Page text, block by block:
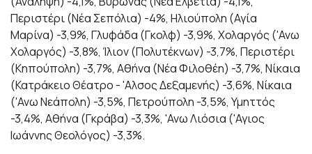
Περιστέρι (Νέα Σεπόλια) -4%, Ηλιούπολη (Αγία
Μαρίνα) -3,9%, Γλυφάδα (Γκολφ) -3,9%, Χολαργός ('Ανω
Χολαργός) -3,8%, Ίλιον (Πολυτέκνων) -3,7%, Περιστέρι
(Κηπούπολη) -3,7%, Αθήνα (Νέα Φιλοθέη) -3,7%, Νίκαια
(Κατράκειο Θέατρο - 'Αλσος Δεξαμενής) -3,6%, Νίκαια
('Ανω Νεάπολη) -3,5%, Πετρούπολη -3,5%, Υμηττός
-3,4%, Αθήνα (Γκράβα) -3,3%, 'Ανω Λιόσια ('Αγιος
Ιωάννης Θεολόγος) -3,3%.